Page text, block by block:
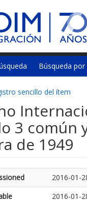
Búsqueda por
sencillo del ítem
3 común
de 1949
2016-01-
2016-01-